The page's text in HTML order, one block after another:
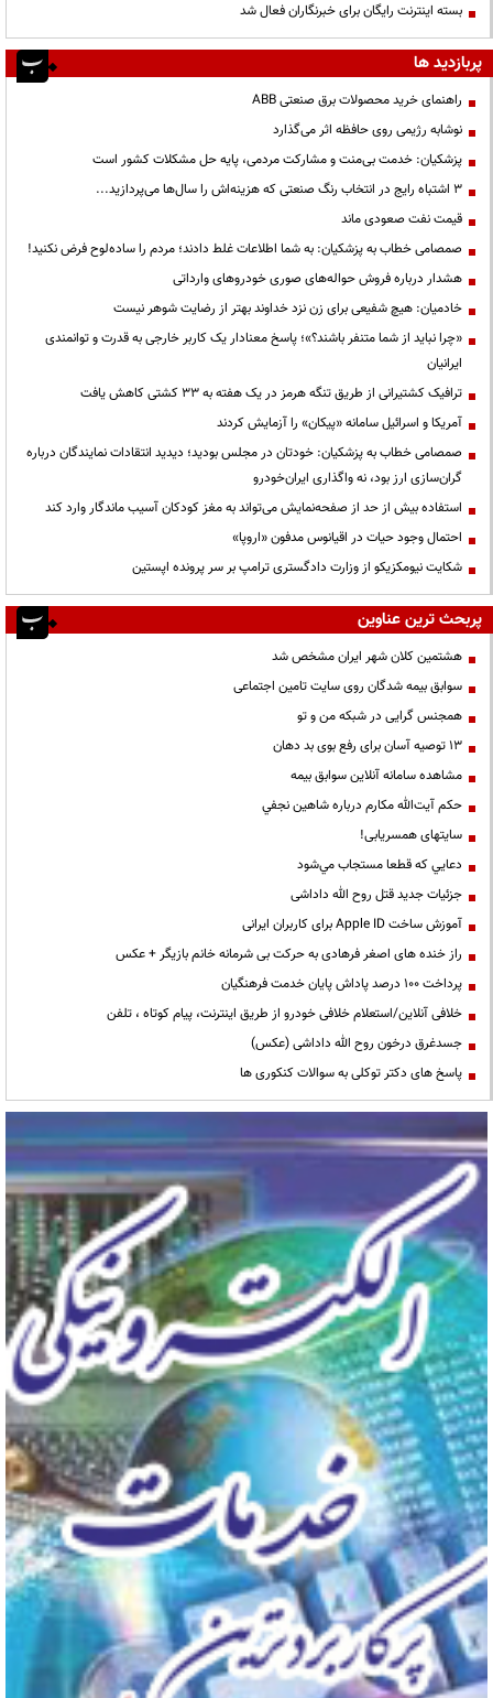
بسته اینترنت رایگان برای خبرنگاران فعال شد
پربازدید ها
راهنمای خرید محصولات برق صنعتی ABB
نوشابه رژیمی روی حافظه اثر می‌گذارد
پزشکیان: خدمت بی‌منت و مشارکت مردمی، پایه حل مشکلات کشور است
3 اشتباه رایج در انتخاب رنگ صنعتی که هزینه‌اش را سال‌ها می‌پردازید...
قیمت نفت صعودی ماند
صمصامی خطاب به پزشکیان: به شما اطلاعات غلط دادند؛ مردم را ساده‌لوح فرض نکنید!
هشدار درباره فروش حواله‌های صوری خودروهای وارداتی
خادمیان: هیچ شفیعی برای زن نزد خداوند بهتر از رضایت شوهر نیست
«چرا نباید از شما متنفر باشند؟»؛ پاسخ معنادار یک کاربر خارجی به قدرت و توانمندی
ایرانیان
ترافیک کشتیرانی از طریق تنگه هرمز در یک هفته به ۳۳ کشتی کاهش یافت
آمریکا و اسرائیل سامانه «پیکان» را آزمایش کردند
صمصامی خطاب به پزشکیان: خودتان در مجلس بودید؛ دیدید انتقادات نمایندگان درباره
گران‌سازی ارز بود، نه واگذاری ایران‌خودرو
استفاده بیش از حد از صفحه‌نمایش می‌تواند به مغز کودکان آسیب ماندگار وارد کند
احتمال وجود حیات در اقیانوس مدفون «اروپا»
شکایت نیومکزیکو از وزارت دادگستری ترامپ بر سر پرونده اپستین
پربحث ترین عناوین
هشتمین کلان شهر ایران مشخص شد
سوابق بیمه شدگان روی سایت تامین اجتماعی
همجنس گرایی در شبکه من و تو
13 توصیه آسان برای رفع بوی بد دهان
مشاهده سامانه آنلاين سوابق بیمه
حكم آيت‌الله مكارم درباره شاهين نجفي
سایتهای همسریابی!
دعايي كه قطعا مستجاب مي‌شود
جزئیات جدید قتل روح الله داداشی
آموزش ساخت Apple ID برای کاربران ایرانی
راز خنده های اصغر فرهادی به حرکت بی شرمانه خانم بازیگر + عکس
پرداخت ۱۰۰ درصد پاداش پایان خدمت فرهنگیان
خلافی آنلاین/استعلام خلافی خودرو از طریق اینترنت، پیام کوتاه ، تلفن
جسدغرق درخون روح الله داداشی (عکس)
پاسخ های دکتر توکلی به سوالات کنکوری ها